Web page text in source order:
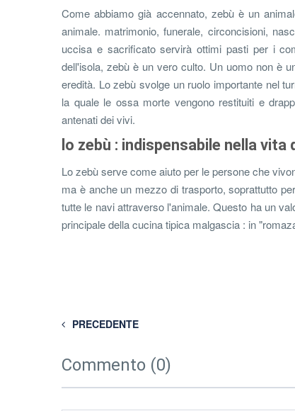
Come abbiamo già accennato, zebù è un
animale. matrimonio, funerale, circoncisioni,
uccisa e sacrificato servirà ottimi pasti per i
dell'isola, zebù è un vero culto. Un uomo non è
eredità. Lo zebù svolge un ruolo importante nel
la quale le ossa morte vengono restituiti e
antenati dei vivi.
lo zebù : indispensabile nella
Lo zebù serve come aiuto per le persone che
ma è anche un mezzo di trasporto, soprattutto
tutte le navi attraverso l'animale. Questo ha un
principale della cucina tipica malgascia : in
PRECEDENTE
Commento (0)